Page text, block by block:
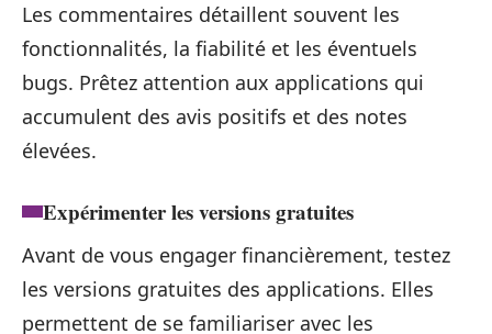
Les commentaires détaillent souvent les
fonctionnalités, la fiabilité et les éventuels
bugs. Prêtez attention aux applications qui
accumulent des avis positifs et des notes
élevées.
Expérimenter les versions gratuites
Avant de vous engager financièrement, testez
les versions gratuites des applications. Elles
permettent de se familiariser avec les